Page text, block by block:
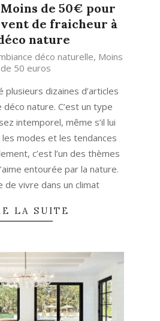
de 50€ pour
de fraicheur à
nature
déco naturelle, Moins
de 50 euros
plusieurs dizaines d’articles
nature. C’est un type
intemporel, même s’il lui
modes et les tendances
c’est l’un des thèmes
entourée par la nature.
de vivre dans un climat
LA SUITE